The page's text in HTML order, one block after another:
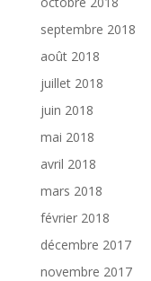
septembre 2018
août 2018
juillet 2018
juin 2018
mai 2018
avril 2018
mars 2018
février 2018
décembre 2017
novembre 2017